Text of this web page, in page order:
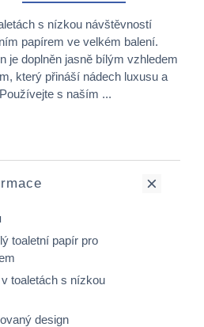
s nízkou návštěvností
papírem ve velkém balení.
je doplněn jasně bílým vzhledem
který přináší nádech luxusu a
s naším ...
toaletní papír pro
toaletách s nízkou
design